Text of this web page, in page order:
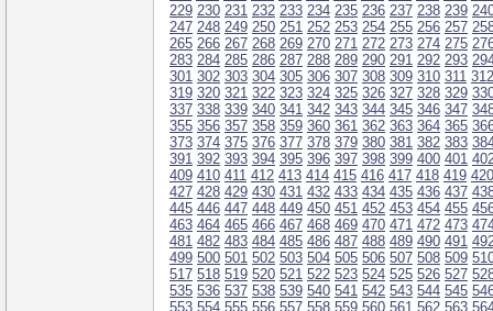
229 230 231 232 233 234 235 236 237 238 239
247 248 249 250 251 252 253 254 255 256 257
265 266 267 268 269 270 271 272 273 274 275
283 284 285 286 287 288 289 290 291 292 293
301 302 303 304 305 306 307 308 309 310 311 312
319 320 321 322 323 324 325 326 327 328 329
337 338 339 340 341 342 343 344 345 346 347
355 356 357 358 359 360 361 362 363 364 365
373 374 375 376 377 378 379 380 381 382 383
391 392 393 394 395 396 397 398 399 400 401
409 410 411 412 413 414 415 416 417 418 419 420
427 428 429 430 431 432 433 434 435 436 437
445 446 447 448 449 450 451 452 453 454 455
463 464 465 466 467 468 469 470 471 472 473
481 482 483 484 485 486 487 488 489 490 491
499 500 501 502 503 504 505 506 507 508 509
517 518 519 520 521 522 523 524 525 526 527
535 536 537 538 539 540 541 542 543 544 545
553 554 555 556 557 558 559 560 561 562 563